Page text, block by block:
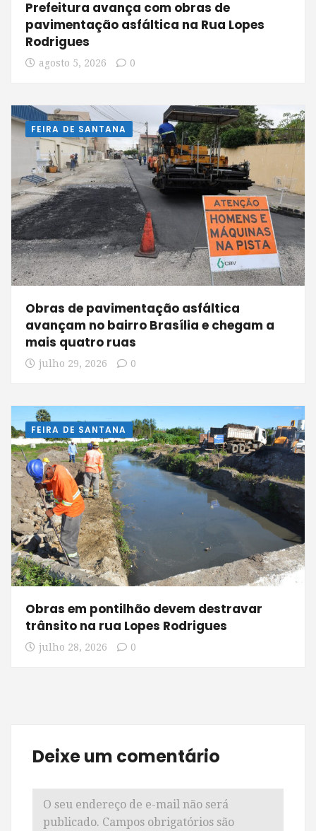
Prefeitura avança com obras de
pavimentação asfáltica na Rua Lopes
Rodrigues
agosto 5, 2026 0
FEIRA DE SANTANA
Obras de pavimentação asfáltica
avançam no bairro Brasília e chegam a
mais quatro ruas
julho 29, 2026 0
FEIRA DE SANTANA
Obras em pontilhão devem destravar
trânsito na rua Lopes Rodrigues
julho 28, 2026 0
Deixe um comentário
O seu endereço de e-mail não será
publicado. Campos obrigatórios são